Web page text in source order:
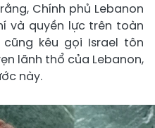
Chính phủ Lebanon
và quyền lực trên toàn
kêu gọi Israel tôn
lãnh thổ của Lebanon,
này.